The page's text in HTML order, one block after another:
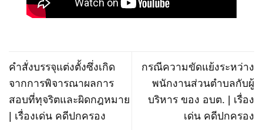
คําสั่งบรรจุแต่งตั้งซึ่งเกิด
จากการพิจารณาผลการ
สอบที่ทุจริตและผิดกฎหมาย
| เรื่องเด่น คดีปกครอง
กรณีความขัดแย้งระหว่าง
พนักงานส่วนตําบลกับผู้
บริหาร ของ อบต. | เรื่อง
เด่น คดีปกครอง